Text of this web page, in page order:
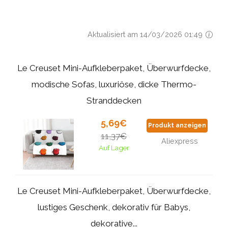
Aktualisiert am 14/03/2026 01:49
Le Creuset Mini-Aufkleberpaket, Überwurfdecke,
modische Sofas, luxuriöse, dicke Thermo-
Stranddecken
5,69€
11,37€
Auf Lager
Produkt anzeigen
Aliexpress
Le Creuset Mini-Aufkleberpaket, Überwurfdecke,
lustiges Geschenk, dekorativ für Babys,
dekorative...